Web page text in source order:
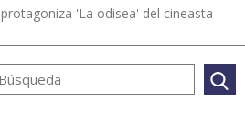
'La odisea' del cineasta